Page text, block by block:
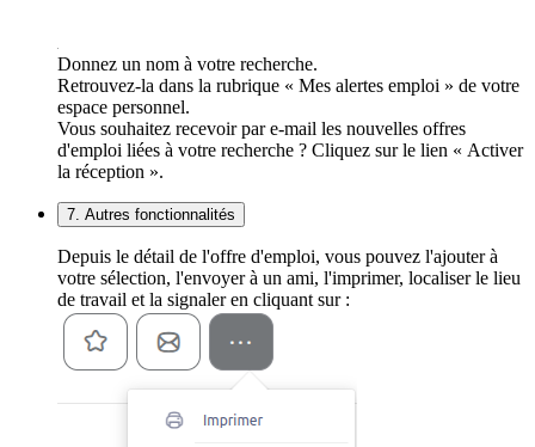
Donnez un nom à votre recherche.
Retrouvez-la dans la rubrique « Mes alertes emploi » de votre
espace personnel.
Vous souhaitez recevoir par e-mail les nouvelles offres
d'emploi liées à votre recherche ? Cliquez sur le lien « Activer
la réception ».
7. Autres fonctionnalités
Depuis le détail de l'offre d'emploi, vous pouvez l'ajouter à
votre sélection, l'envoyer à un ami, l'imprimer, localiser le lieu
de travail et la signaler en cliquant sur :